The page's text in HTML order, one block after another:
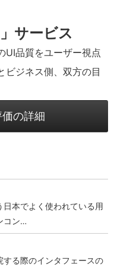
サービス
UI品質をユーザー視点
ビジネス側、双方の目
の詳細
本でよく使われている用
コン…
る際のインタフェースの